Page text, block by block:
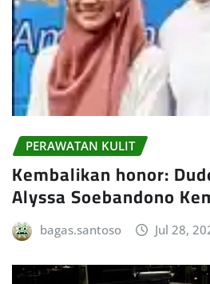
PERAWATAN KULIT
Kembalikan honor:
Alyssa Soebandono
bagas.santoso Jul 28,